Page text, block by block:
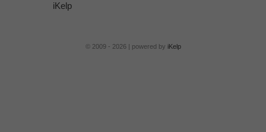
iKelp
© 2009 - 2026 | powered by iKelp